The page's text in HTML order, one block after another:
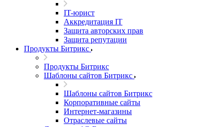
IT-юрист
Аккредитация IT
Защита авторских прав
Защита репутации
Продукты Битрикс
Продукты Битрикс
Шаблоны сайтов Битрикс
Шаблоны сайтов Битрикс
Корпоративные сайты
Интернет-магазины
Отраслевые сайты